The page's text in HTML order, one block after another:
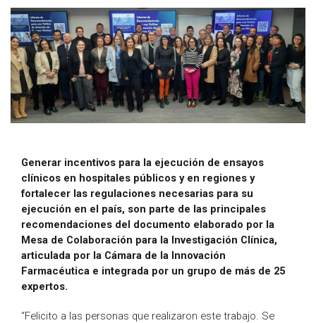
Generar incentivos para la ejecución de ensayos
clínicos en hospitales públicos y en regiones y
fortalecer las regulaciones necesarias para su
ejecución en el país, son parte de las principales
recomendaciones del documento elaborado por la
Mesa de Colaboración para la Investigación Clínica,
articulada por la Cámara de la Innovación
Farmacéutica e integrada por un grupo de más de 25
expertos.
“Felicito a las personas que realizaron este trabajo. Se